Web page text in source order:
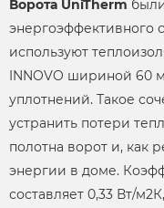
Ворота UniTherm
энергоэффективного
используют
INNOVO шириной 60
уплотнений. Такое
устранить потери
полотна ворот и, как
энергии в доме.
составляет 0,33 Вт/